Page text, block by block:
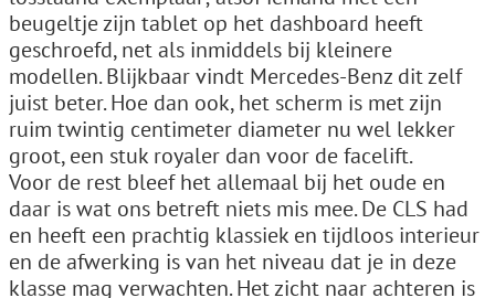
beugeltje zijn tablet op het dashboard heeft
geschroefd, net als inmiddels bij kleinere
modellen. Blijkbaar vindt Mercedes-Benz dit zelf
juist beter. Hoe dan ook, het scherm is met zijn
ruim twintig centimeter diameter nu wel lekker
groot, een stuk royaler dan voor de facelift.
Voor de rest bleef het allemaal bij het oude en
daar is wat ons betreft niets mis mee. De CLS had
en heeft een prachtig klassiek en tijdloos interieur
en de afwerking is van het niveau dat je in deze
klasse mag verwachten. Het zicht naar achteren is